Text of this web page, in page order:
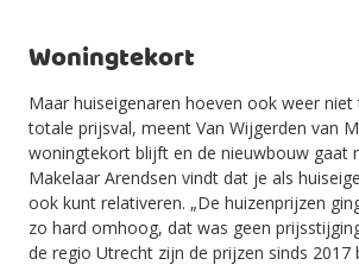
Woningtekort
Maar huiseigenaren hoeven ook weer
totale prijsval, meent Van Wijgerden van
woningtekort blijft en de nieuwbouw gaat
Makelaar Arendsen vindt dat je als
ook kunt relativeren. „De huizenprijzen
zo hard omhoog, dat was geen
de regio Utrecht zijn de prijzen sinds 2017